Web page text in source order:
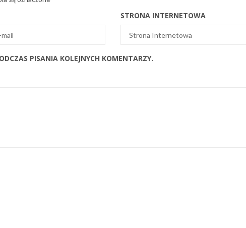
STRONA INTERNETOWA
PISANIA KOLEJNYCH KOMENTARZY.